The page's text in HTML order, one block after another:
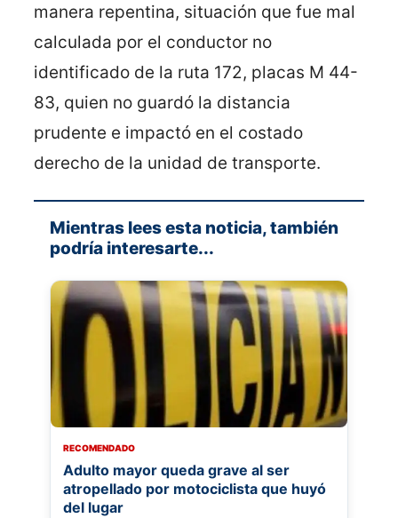
manera repentina, situación que fue mal
calculada por el conductor no
identificado de la ruta 172, placas M 44-
83, quien no guardó la distancia
prudente e impactó en el costado
derecho de la unidad de transporte.
Mientras lees esta noticia, también
podría interesarte...
RECOMENDADO
Adulto mayor queda grave al ser
atropellado por motociclista que huyó
del lugar